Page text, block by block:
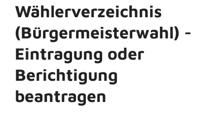
Wählerverzeichnis
(Bürgermeisterwahl) -
Eintragung oder
Berichtigung
beantragen